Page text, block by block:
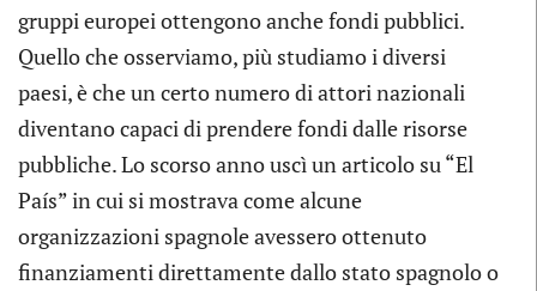
gruppi europei ottengono anche fondi pubblici.
Quello che osserviamo, più studiamo i diversi
paesi, è che un certo numero di attori nazionali
diventano capaci di prendere fondi dalle risorse
pubbliche. Lo scorso anno uscì un articolo su “El
País” in cui si mostrava come alcune
organizzazioni spagnole avessero ottenuto
finanziamenti direttamente dallo stato spagnolo o